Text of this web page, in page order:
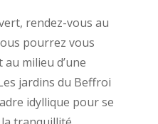
rendez-vous au
pourrez vous
milieu d’une
jardins du Beffroi
idyllique pour se